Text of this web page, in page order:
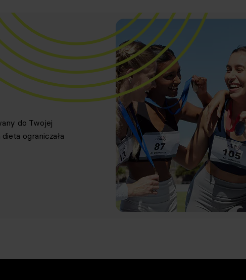
do Twojej
ograniczała